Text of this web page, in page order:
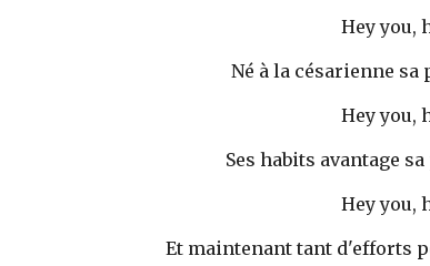
Hey you,
Né à la césarienne
Hey you,
Ses habits avantage
Hey you,
Et maintenant tant d'efforts